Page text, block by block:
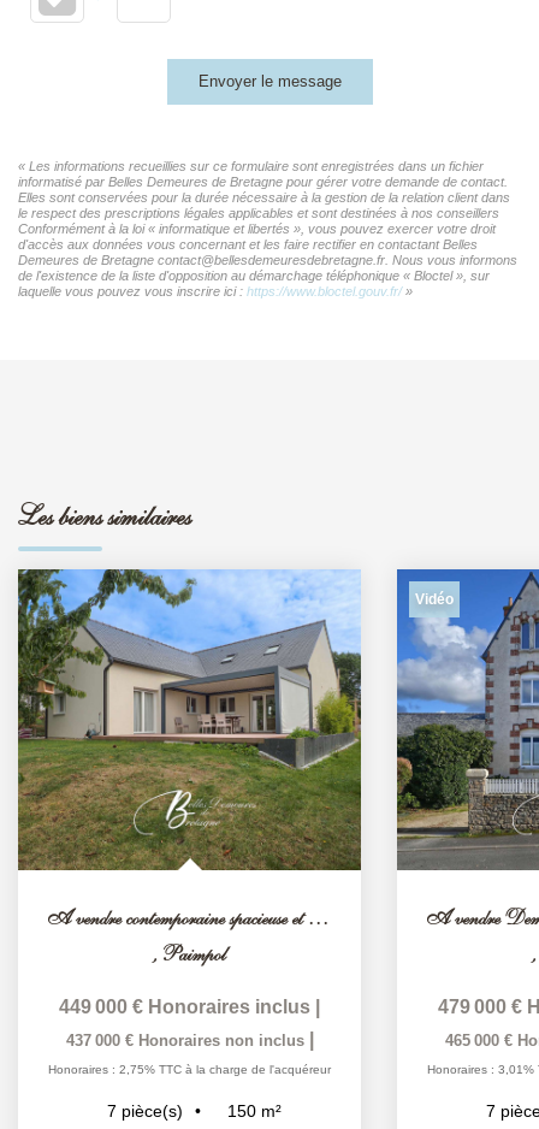
Envoyer le message
« Les informations recueillies sur ce formulaire sont enregistrées dans un fichier
informatisé par Belles Demeures de Bretagne pour gérer votre demande de contact.
Elles sont conservées pour la durée nécessaire à la gestion de la relation client dans
le respect des prescriptions légales applicables et sont destinées à nos conseillers
Conformément à la loi « informatique et libertés », vous pouvez exercer votre droit
d'accès aux données vous concernant et les faire rectifier en contactant Belles
Demeures de Bretagne contact@bellesdemeuresdebretagne.fr. Nous vous informons
de l'existence de la liste d'opposition au démarchage téléphonique « Bloctel », sur
laquelle vous pouvez vous inscrire ici : https://www.bloctel.gouv.fr/»
Les biens similaires
A vendre contemporaine spacieuse et économe Paimpol
, Paimpol
449 000 € Honoraires inclus
437 000 € Honoraires non inclus
Honoraires : 2,75% TTC à la charge de l'acquéreur
7 pièce(s) 150 m²
Vidéo
479 000 €
465 000 €
Honoraires : 3,01%
7